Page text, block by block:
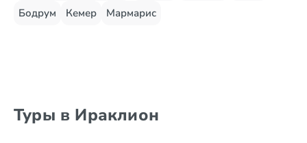
Бодрум
Кемер Мармарис
Туры в Ираклион